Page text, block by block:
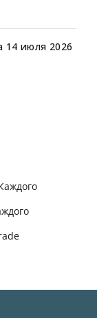
14 июля 2026